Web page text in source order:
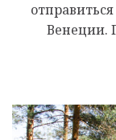
Венеции.